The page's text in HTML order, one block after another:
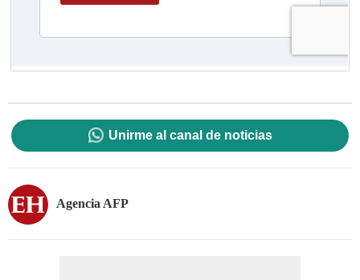
Unirme al canal de noticias
Agencia AFP